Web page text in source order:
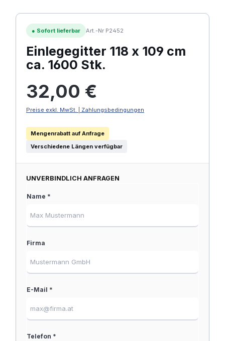
● Sofort lieferbar Art.-Nr P2452
Einlegegitter 118 x 109 cm
ca. 1600 Stk.
32,00 €
Preise exkl. MwSt. | Zahlungsbedingungen
Mengenrabatt auf Anfrage
Verschiedene Längen verfügbar
UNVERBINDLICH ANFRAGEN
Name *
Firma
E-Mail *
Telefon *